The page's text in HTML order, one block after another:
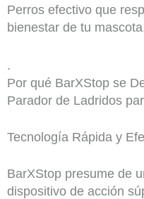
Perros efectivo que
bienestar de tu
.
Por qué BarXStop se
Parador de Ladridos
Tecnología Rápida y
BarXStop presume de
dispositivo de acción